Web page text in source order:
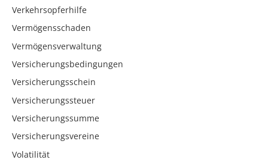
Verkehrsopferhilfe
Vermögensschaden
Vermögensverwaltung
Versicherungsbedingungen
Versicherungsschein
Versicherungssteuer
Versicherungssumme
Versicherungsvereine
Volatilität